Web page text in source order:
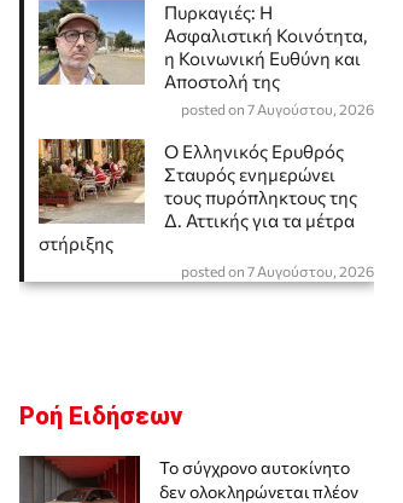
Πυρκαγιές: Η
Ασφαλιστική Κοινότητα,
η Κοινωνική Ευθύνη και
Αποστολή της
posted on 7 Αυγούστου, 2026
Ο Ελληνικός Ερυθρός
Σταυρός ενημερώνει
τους πυρόπληκτους της
Δ. Αττικής για τα μέτρα
στήριξης
posted on 7 Αυγούστου, 2026
Ροή Ειδήσεων
Το σύγχρονο αυτοκίνητο
δεν ολοκληρώνεται πλέον